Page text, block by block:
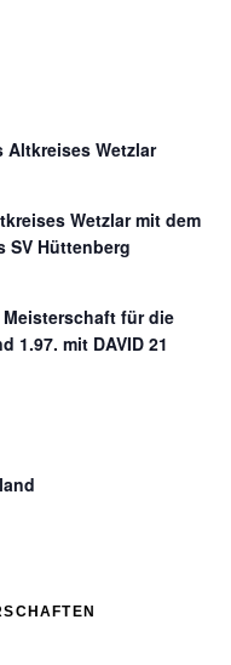
Wetzlar
Wetzlar mit dem
SV Hüttenberg
für die
1.97. mit DAVID 21